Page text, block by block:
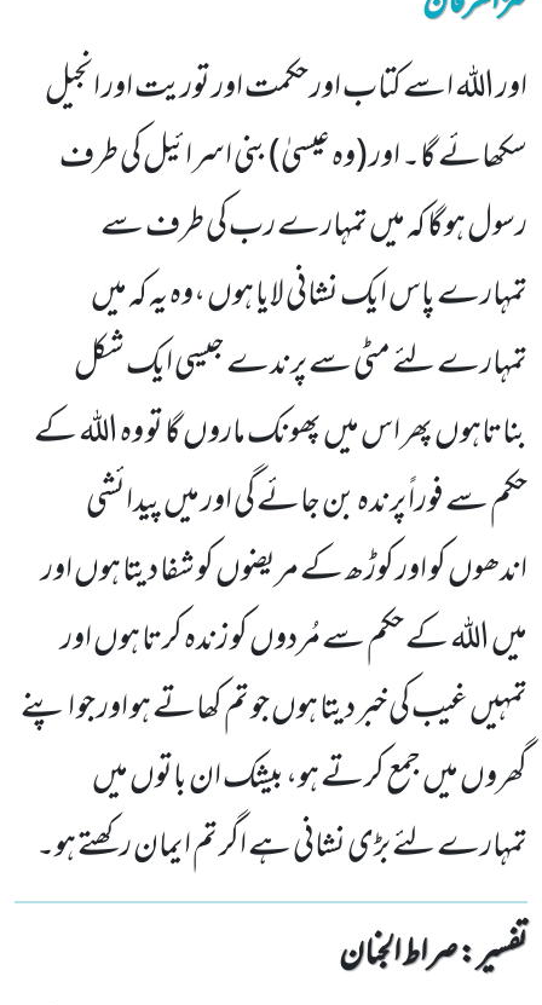
اور اللہ اسے کتاب اور حکمت اور توریت اور انجیل
سکھائے گا۔ اور (وہ عیسیٰ) بنی اسرائیل کی طرف
رسول ہوگا کہ میں تمہارے رب کی طرف سے
تمہارے پاس ایک نشانی لایا ہوں ،وہ یہ کہ میں
تمہارے لئے مٹی سے پرندے جیسی ایک شکل
بناتاہوں پھر اس میں پھونک ماروں گا تو وہ اللہ کے
حکم سے فوراً پرندہ بن جائے گی اور میں پیدائشی
اندھوں کو اور کوڑھ کے مریضوں کو شفا دیتا ہوں اور
میں اللہ کے حکم سے مُردوں کو زندہ کرتا ہوں اور
تمہیں غیب کی خبر دیتا ہوں جو تم کھاتے ہو اور جو اپنے
گھروں میں جمع کرتے ہو، بیشک ان باتوں میں
تمہارے لئے بڑی نشانی ہے اگر تم ایمان رکھتے ہو۔
تفسیر : ‎صراط الجنان